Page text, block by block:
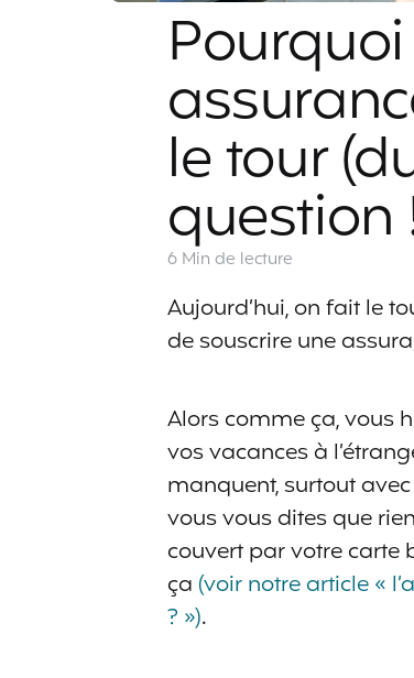
le tour
question
6 Min de lecture
Aujourd’hui, on fait le
de souscrire une
Alors comme ça, vous
vos vacances à
manquent, surtout
vous vous dites que
couvert par votre carte
ça (voir notre article «
? »).